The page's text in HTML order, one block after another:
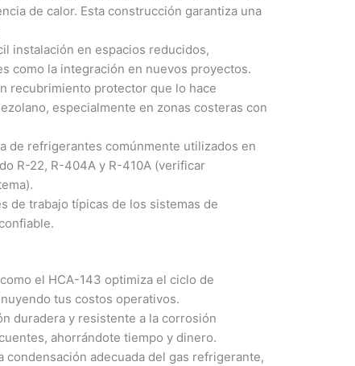
de calor. Esta construcción garantiza una
instalación en espacios reducidos,
como la integración en nuevos proyectos.
recubrimiento protector que lo hace
especialmente en zonas costeras con
de refrigerantes comúnmente utilizados en
R-22, R-404A y R-410A (verificar
de trabajo típicas de los sistemas de
el HCA-143 optimiza el ciclo de
tus costos operativos.
duradera y resistente a la corrosión
ahorrándote tiempo y dinero.
condensación adecuada del gas refrigerante,